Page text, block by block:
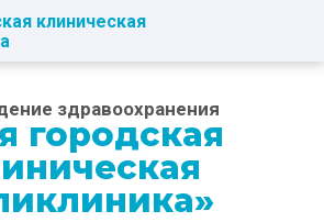
здравоохранения
городская
клиническая